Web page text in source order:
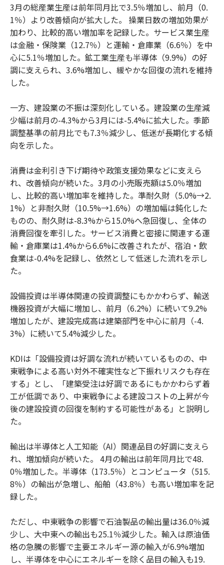
3月の総産業生産は前年同月比で3.5％増加し、前月（0.
1％）より改善傾向が拡大した。 操業日数の増加効果が
加わり、比較的高い増加率を記録した。サービス業生産
は金融・保険業（12.7％）と運輸・倉庫業（6.6％）を中
心に5.1％増加した。鉱工業生産も半導体（9.9%）の好
調に支えられ、3.6%増加し、緩やかな回復の流れを維持
した。
一方、建設業の不振は深刻化している。建設業の生産減
少幅は前月の-4.3%から3月には-5.4%に拡大した。季節
調整基準の前月比でも7.3％減少し、低迷が長期化する傾
向を示した。
消費は金利引き下げ期待や政策支援効果などに支えら
れ、改善傾向が続いた。3月の小売販売額は5.0％増加
し、比較的高い増加率を維持した。準耐久財（5.0%→2.
1%）と非耐久財（10.5%→1.6%）の増加幅は鈍化した
ものの、耐久財は-8.3%から15.0%へ急回復し、全体の
消費回復を牽引した。サービス消費と密接に関連する運
輸・倉庫業は1.4%から6.6%に改善されたが、宿泊・飲
食業は-0.4%を記録し、依然として低迷した流れを示し
た。
設備投資は半導体関連の投資調整にもかかわらず、輸送
機器投資が大幅に増加し、前月（6.2%）に続いて9.2%
増加したが、建設完成高は建築部門を中心に前月（-4.
3%）に続いて5.4%減少した。
KDIは「設備投資は好調な流れが続いているものの、中
東戦争による高い対外不確実性など下振れリスクも存在
する」とし、「建築受注は好調であるにもかかわらず着
工が低調であり、中東戦争による建設コストの上昇が今
後の建設投資の回復を制約する可能性がある」と説明し
た。
輸出は半導体と人工知能（AI）関連品目の好調に支えら
れ、増加傾向が続いた。 4月の輸出は前年同月比で48.
0％増加した。半導体（173.5％）とコンピュータ（515.
8％）の輸出が急増し、船舶（43.8％）も高い増加率を記
録した。
ただし、中東戦争の影響で石油製品の輸出量は36.0％減
少し、大中東への輸出も25.1％減少した。輸入は原油価
格の急騰の影響で主要エネルギー源の輸入が6.9%増加
し、半導体を中心にエネルギーを除く品目の輸入も19.